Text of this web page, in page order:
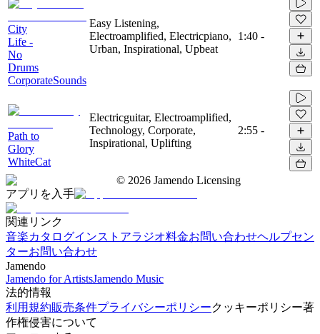
City
Life -
No
Drums
CorporateSounds
Easy Listening,
Electroamplified, Electricpiano,
Urban, Inspirational, Upbeat
1:40 -
Path to
Glory
WhiteCat
Electricguitar, Electroamplified,
Technology, Corporate,
Inspirational, Uplifting
2:55 -
© 2026 Jamendo Licensing
アプリを入手
関連リンク
音楽カタログインストアラジオ料金お問い合わせヘルプセン
ターお問い合わせ
Jamendo
Jamendo for ArtistsJamendo Music
法的情報
利用規約販売条件プライバシーポリシークッキーポリシー著
作権侵害について